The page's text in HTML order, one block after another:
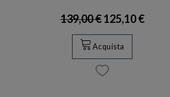
139,00 €125,10 €
Acquista